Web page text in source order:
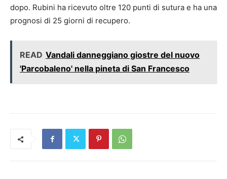
dopo. Rubini ha ricevuto oltre 120 punti di sutura e ha una
prognosi di 25 giorni di recupero.
READ Vandali danneggiano giostre del nuovo
'Parcobaleno' nella pineta di San Francesco